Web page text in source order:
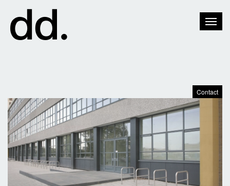
Contact
Toggle